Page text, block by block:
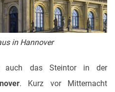
in Hannover
auch das Steintor in der
. Kurz vor Mitternacht